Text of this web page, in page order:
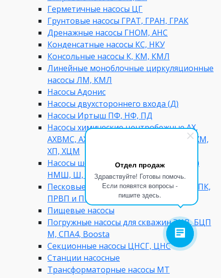
Отдел продаж
Здравствуйте! Готовы помочь.
Если появятся вопросы -
пишите здесь.
Герметичные насосы ЦГ
Грунтовые насосы ГРАТ, ГРАН, ГРАК
Дренажные насосы ГНОМ, АНС
Конденсатные насосы КС, НКУ
Консольные насосы К, КМ, КМЛ
Линейные моноблочные циркуляционные
насосы ЛМ, КМЛ
Насосы Адонис
Насосы двухстороннего входа (Д)
Насосы Иртыш ПФ, НФ, ПД
Насосы химические центробежные АХ,
АХВМС, АХМ, АХП, КХМ, ТХИ, Х, Х ГМС, ХМ,
ХП, ХЦМ
Насосы шестеренчатые (шестеренные)
НМШ, Ш, НМШГ, НШ, НШ30
Песковые насосы ППР, ППК, П, ПР, ПБ, ПК,
ПРВП и ПБА
Пищевые насосы
Погружные насосы для скважин ЭЦВ, БЦП
М, СПА4, Boosta
Секционные насосы ЦНСГ, ЦНС
Станции насосные
Трансформаторные насосы МТ